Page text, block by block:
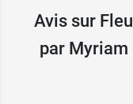
Fabricant
FAMADEM
6 av du prince
98012 Monaco
Avis sur
par Myriam